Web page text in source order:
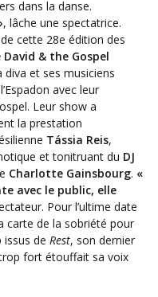
dans la danse.
, lâche une spectatrice.
cette 28e édition des
David & the Gospel
diva et ses musiciens
avec leur
Leur show a
la prestation
Tássia Reis,
et tonitruant du DJ
Charlotte Gainsbourg. «
avec le public, elle
Pour l’ultime date
carte de la sobriété pour
de Rest, son dernier
fort étouffait sa voix